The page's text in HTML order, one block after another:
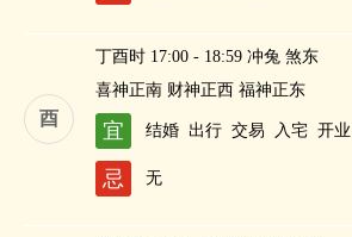
酉
丁酉时 17:00 - 18:59 冲兔 煞东
喜神正南 财神正西 福神正东
宜 结婚 出行 交易 入宅 开业
忌 无